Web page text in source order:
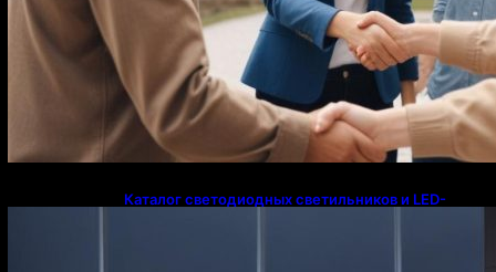
Каталог светодиодных светильников и LED-